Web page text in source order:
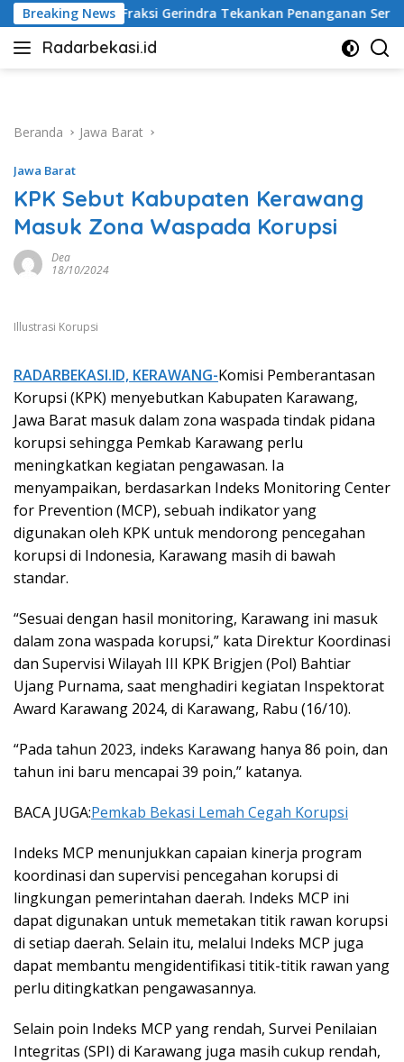
Langsung
ke
konten
Breaking News
Tekankan Penanganan Serius Polisi Bekuk
Radarbekasi.id
Berita
Beranda
Jawa Barat
Jawa Barat
KPK Sebut Kabupaten Kerawang
Masuk Zona Waspada Korupsi
Dea
18/10/2024
Illustrasi Korupsi
RADARBEKASI.ID, KERAWANG-Komisi Pemberantasan
Korupsi (KPK) menyebutkan Kabupaten Karawang,
Jawa Barat masuk dalam zona waspada tindak pidana
korupsi sehingga Pemkab Karawang perlu
meningkatkan kegiatan pengawasan. Ia
menyampaikan, berdasarkan Indeks Monitoring Center
for Prevention (MCP), sebuah indikator yang
digunakan oleh KPK untuk mendorong pencegahan
korupsi di Indonesia, Karawang masih di bawah
standar.
“Sesuai dengan hasil monitoring, Karawang ini masuk
dalam zona waspada korupsi,” kata Direktur Koordinasi
dan Supervisi Wilayah III KPK Brigjen (Pol) Bahtiar
Ujang Purnama, saat menghadiri kegiatan Inspektorat
Award Karawang 2024, di Karawang, Rabu (16/10).
“Pada tahun 2023, indeks Karawang hanya 86 poin, dan
tahun ini baru mencapai 39 poin,” katanya.
BACA JUGA:Pemkab Bekasi Lemah Cegah Korupsi
Indeks MCP menunjukkan capaian kinerja program
koordinasi dan supervisi pencegahan korupsi di
lingkungan pemerintahan daerah. Indeks MCP ini
dapat digunakan untuk memetakan titik rawan korupsi
di setiap daerah. Selain itu, melalui Indeks MCP juga
dapat membantu mengidentifikasi titik-titik rawan yang
perlu ditingkatkan pengawasannya.
Selain poin Indeks MCP yang rendah, Survei Penilaian
Integritas (SPI) di Karawang juga masih cukup rendah,